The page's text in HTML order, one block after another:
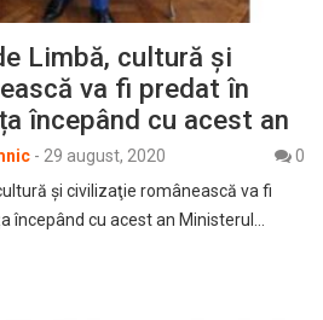
Limbă, cultură şi
va fi predat în
începând cu acest an
- 29 august, 2020
0
şi civilizaţie românească va fi
începând cu acest an Ministerul…